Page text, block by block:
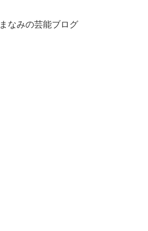
まなみの芸能ブログ